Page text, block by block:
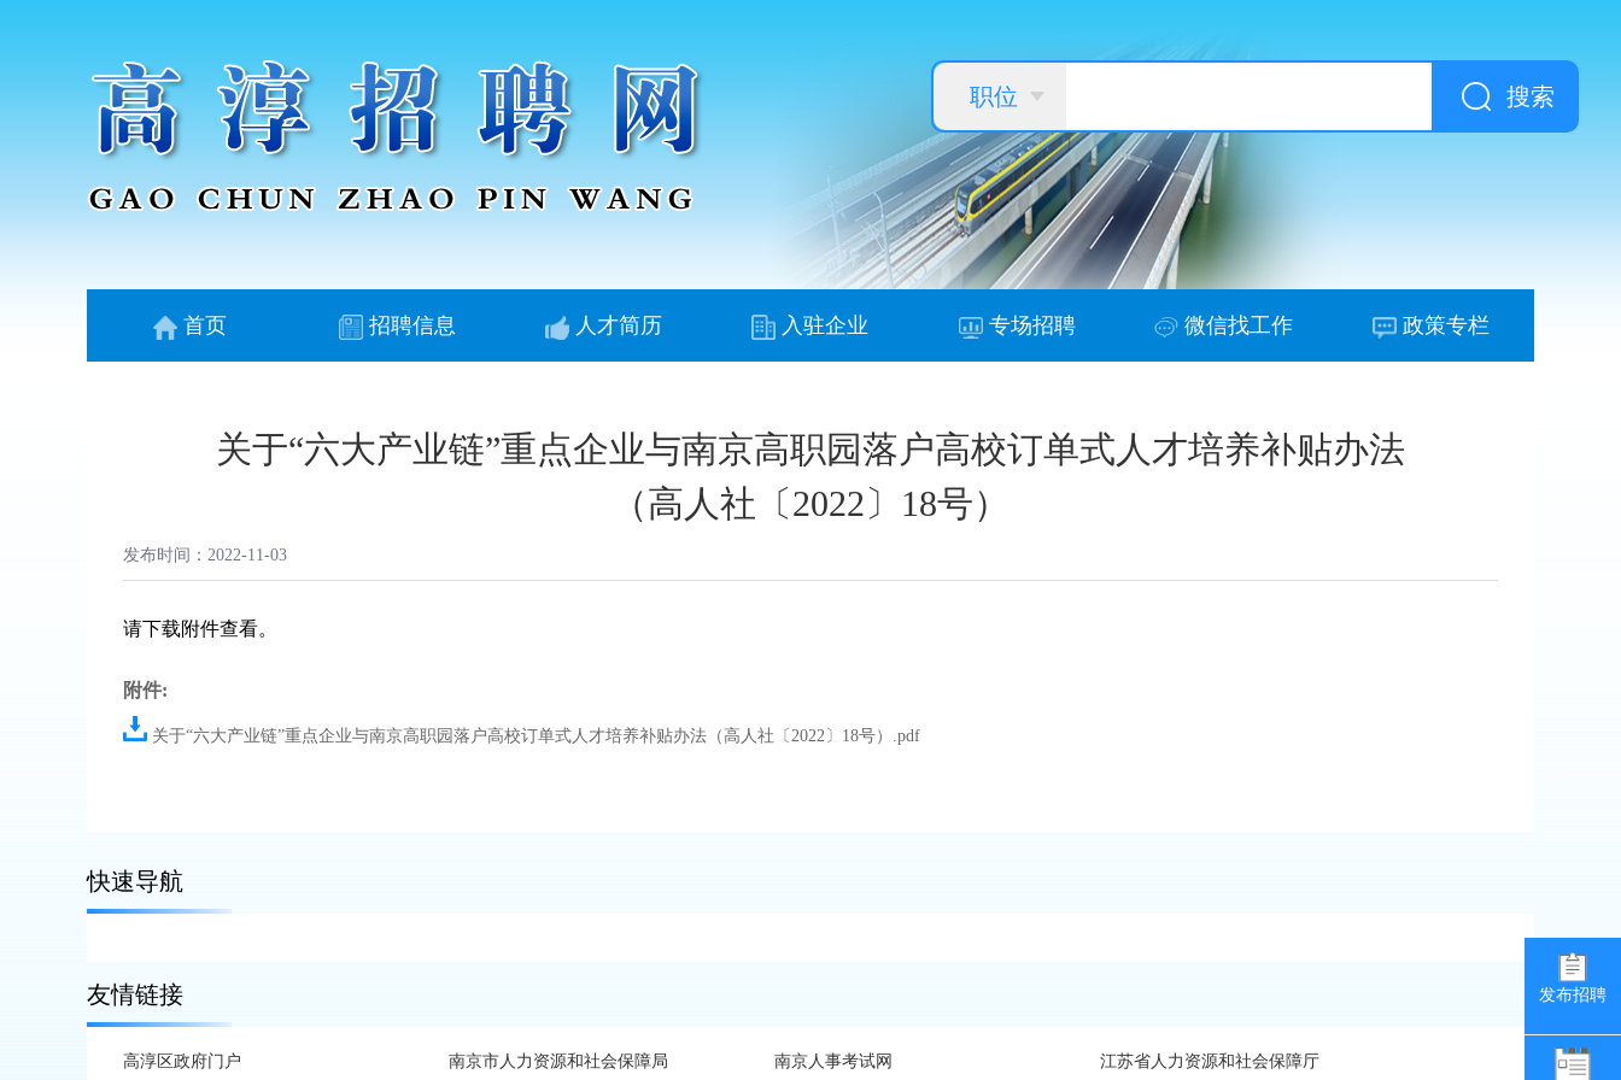
职位 搜索
发布招聘
首页 招聘信息 人才简历 入驻企业 专场招聘 微信找工作 政策专栏
关于“六大产业链”重点企业与南京高职园落户高校订单式人才培养补贴办法
（高人社〔2022〕18号）
发布时间：2022-11-03
请下载附件查看。
附件:
关于“六大产业链”重点企业与南京高职园落户高校订单式人才培养补贴办法（高人社〔2022〕18号）.pdf
快速导航
友情链接
高淳区政府门户 南京市人力资源和社会保障局 南京人事考试网 江苏省人力资源和社会保障厅